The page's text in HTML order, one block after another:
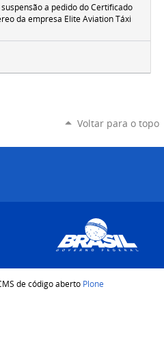
a pedido do Certificado
da empresa Elite Aviation Táxi
Voltar para o topo
de código aberto Plone